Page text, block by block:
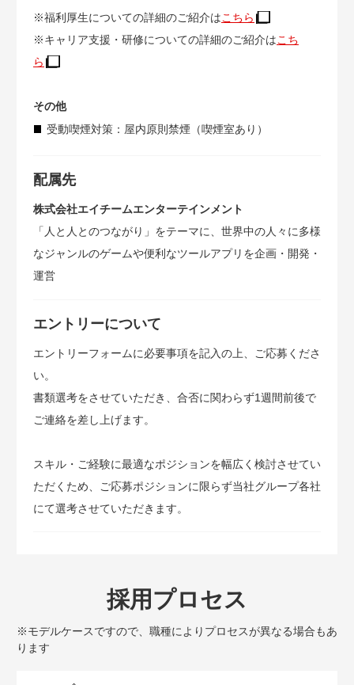
※福利厚生についての詳細のご紹介はこちら
※キャリア支援・研修についての詳細のご紹介はこち
ら
その他
受動喫煙対策：屋内原則禁煙（喫煙室あり）
配属先
株式会社エイチームエンターテインメント
「人と人とのつながり」をテーマに、世界中の人々に多様
なジャンルのゲームや便利なツールアプリを企画・開発・
運営
エントリーについて
エントリーフォームに必要事項を記入の上、ご応募くださ
い。
書類選考をさせていただき、合否に関わらず1週間前後で
ご連絡を差し上げます。
スキル・ご経験に最適なポジションを幅広く検討させてい
ただくため、ご応募ポジションに限らず当社グループ各社
にて選考させていただきます。
採用プロセス
※モデルケースですので、職種によりプロセスが異なる場合もあ
ります